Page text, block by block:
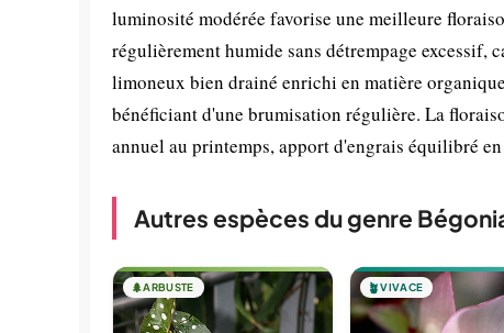
luminosité modérée favorise une meilleure
régulièrement humide sans détrempage excessif,
limoneux bien drainé enrichi en matière
bénéficiant d'une brumisation régulière. La
annuel au printemps, apport d'engrais équilibré
Autres espèces du genre
🌲ARBUSTE 🪴VIVACE